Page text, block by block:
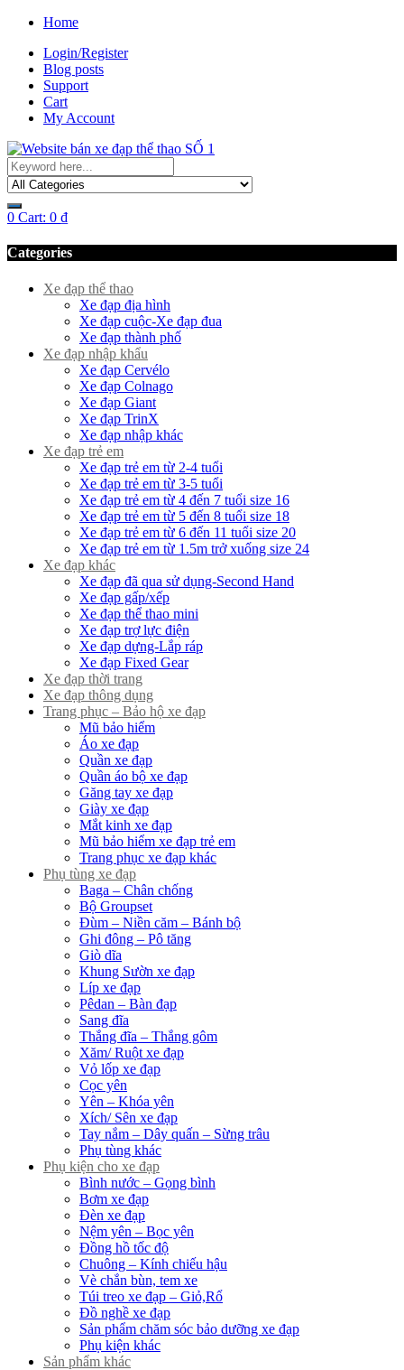
Home
Login/Register
Blog posts
Support
Cart
My Account
0 Cart: 0 ₫
Categories
Xe đạp thể thao
Xe đạp địa hình
Xe đạp cuộc-Xe đạp đua
Xe đạp thành phố
Xe đạp nhập khẩu
Xe đạp Cervélo
Xe đạp Colnago
Xe đạp Giant
Xe đạp TrinX
Xe đạp nhập khác
Xe đạp trẻ em
Xe đạp trẻ em từ 2-4 tuổi
Xe đạp trẻ em từ 3-5 tuổi
Xe đạp trẻ em từ 4 đến 7 tuổi size 16
Xe đạp trẻ em từ 5 đến 8 tuổi size 18
Xe đạp trẻ em từ 6 đến 11 tuổi size 20
Xe đạp trẻ em từ 1.5m trở xuống size 24
Xe đạp khác
Xe đạp đã qua sử dụng-Second Hand
Xe đạp gấp/xếp
Xe đạp thể thao mini
Xe đạp trợ lực điện
Xe đạp dựng-Lắp ráp
Xe đạp Fixed Gear
Xe đạp thời trang
Xe đạp thông dụng
Trang phục – Bảo hộ xe đạp
Mũ bảo hiểm
Áo xe đạp
Quần xe đạp
Quần áo bộ xe đạp
Găng tay xe đạp
Giày xe đạp
Mắt kinh xe đạp
Mũ bảo hiểm xe đạp trẻ em
Trang phục xe đạp khác
Phụ tùng xe đạp
Baga – Chân chống
Bộ Groupset
Đùm – Niền căm – Bánh bộ
Ghi đông – Pô tăng
Giò dĩa
Khung Sườn xe đạp
Líp xe đạp
Pêdan – Bàn đạp
Sang đĩa
Thắng đĩa – Thắng gôm
Xăm/ Ruột xe đạp
Vỏ lốp xe đạp
Cọc yên
Yên – Khóa yên
Xích/ Sên xe đạp
Tay nắm – Dây quấn – Sừng trâu
Phụ tùng khác
Phụ kiện cho xe đạp
Bình nước – Gọng bình
Bơm xe đạp
Đèn xe đạp
Nệm yên – Bọc yên
Đồng hồ tốc độ
Chuông – Kính chiếu hậu
Vè chắn bùn, tem xe
Túi treo xe đạp – Giỏ,Rổ
Đồ nghề xe đạp
Sản phẩm chăm sóc bảo dưỡng xe đạp
Phụ kiện khác
Sản phẩm khác